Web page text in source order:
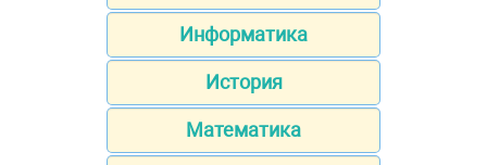
Информатика
История
Математика